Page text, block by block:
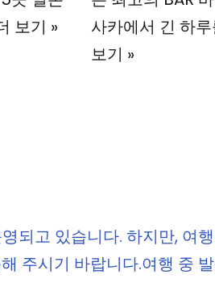
보기 »
사카에서 긴 하
보기 »
되고 있습니다. 하지만, 여
주시기 바랍니다.여행 중